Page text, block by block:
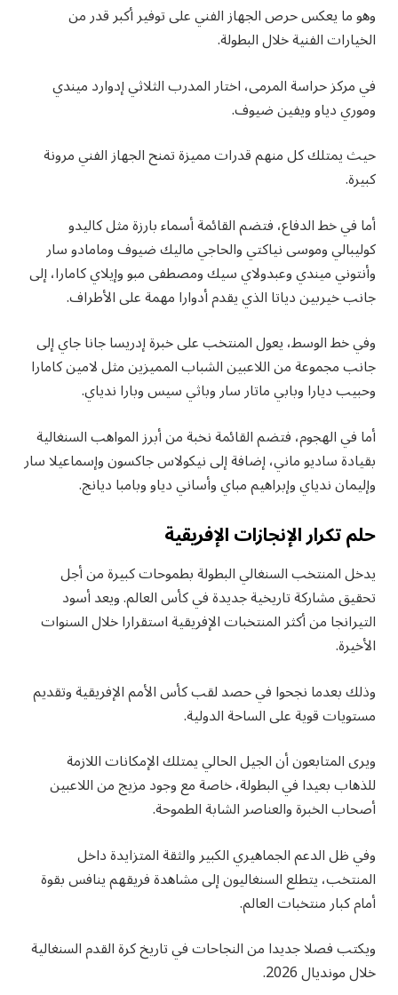
وهو ما يعكس حرص الجهاز الفني على توفير أكبر قدر من
الخيارات الفنية خلال البطولة.
في مركز حراسة المرمى، اختار المدرب الثلاثي إدوارد ميندي
وموري دياو ويفين ضيوف.
حيث يمتلك كل منهم قدرات مميزة تمنح الجهاز الفني مرونة
كبيرة.
أما في خط الدفاع، فتضم القائمة أسماء بارزة مثل كاليدو
كوليبالي وموسى نياكتي والحاجي ماليك ضيوف ومامادو سار
وأنتوني ميندي وعبدولاي سيك ومصطفى مبو وإيلاي كامارا، إلى
جانب خيربين دياتا الذي يقدم أدوارا مهمة على الأطراف.
وفي خط الوسط، يعول المنتخب على خبرة إدريسا جانا جاي إلى
جانب مجموعة من اللاعبين الشباب المميزين مثل لامين كامارا
وحبيب ديارا وبابي ماتار سار وباثي سيس وبارا ندياي.
أما في الهجوم، فتضم القائمة نخبة من أبرز المواهب السنغالية
بقيادة ساديو ماني، إضافة إلى نيكولاس جاكسون وإسماعيلا سار
وإليمان ندياي وإبراهيم مباي وأساني دياو وبامبا ديانج.
حلم تكرار الإنجازات الإفريقية
يدخل المنتخب السنغالي البطولة بطموحات كبيرة من أجل
تحقيق مشاركة تاريخية جديدة في كأس العالم. ويعد أسود
التيرانجا من أكثر المنتخبات الإفريقية استقرارا خلال السنوات
الأخيرة.
وذلك بعدما نجحوا في حصد لقب كأس الأمم الإفريقية وتقديم
مستويات قوية على الساحة الدولية.
ويرى المتابعون أن الجيل الحالي يمتلك الإمكانات اللازمة
للذهاب بعيدا في البطولة، خاصة مع وجود مزيج من اللاعبين
أصحاب الخبرة والعناصر الشابة الطموحة.
وفي ظل الدعم الجماهيري الكبير والثقة المتزايدة داخل
المنتخب، يتطلع السنغاليون إلى مشاهدة فريقهم ينافس بقوة
أمام كبار منتخبات العالم.
ويكتب فصلا جديدا من النجاحات في تاريخ كرة القدم السنغالية
خلال مونديال 2026.